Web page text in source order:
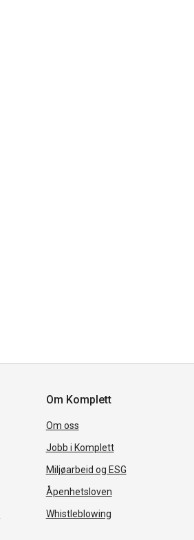
Om Komplett
Om oss
Jobb i Komplett
Miljøarbeid og ESG
Åpenhetsloven
Whistleblowing